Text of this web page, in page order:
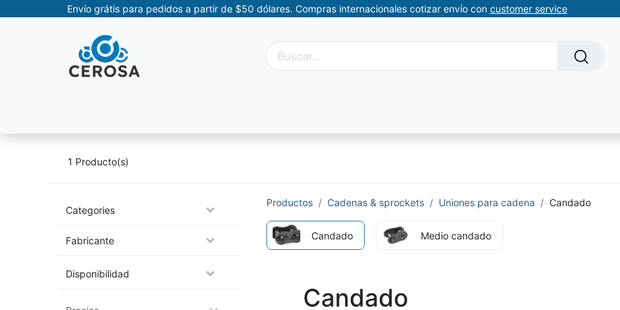
Envío grátis para pedidos a partir de $50 dólares. Compras internacionales cotizar envío con customer service
1 Producto(s)
Categories
Fabricante
Disponibilidad
Productos Cadenas & sprockets Uniones para cadena Candado
Candado Medio candado
Candado